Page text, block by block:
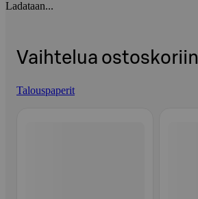
Ladataan...
Vaihtelua ostoskoriin
Talouspaperit